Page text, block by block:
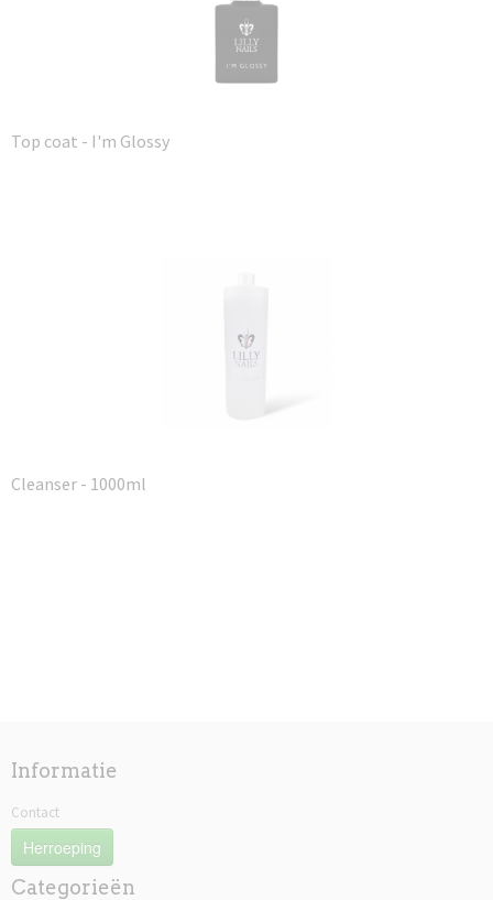
Top coat - I'm Glossy
Cleanser - 1000ml
Informatie
Contact
Herroeping
Categorieën